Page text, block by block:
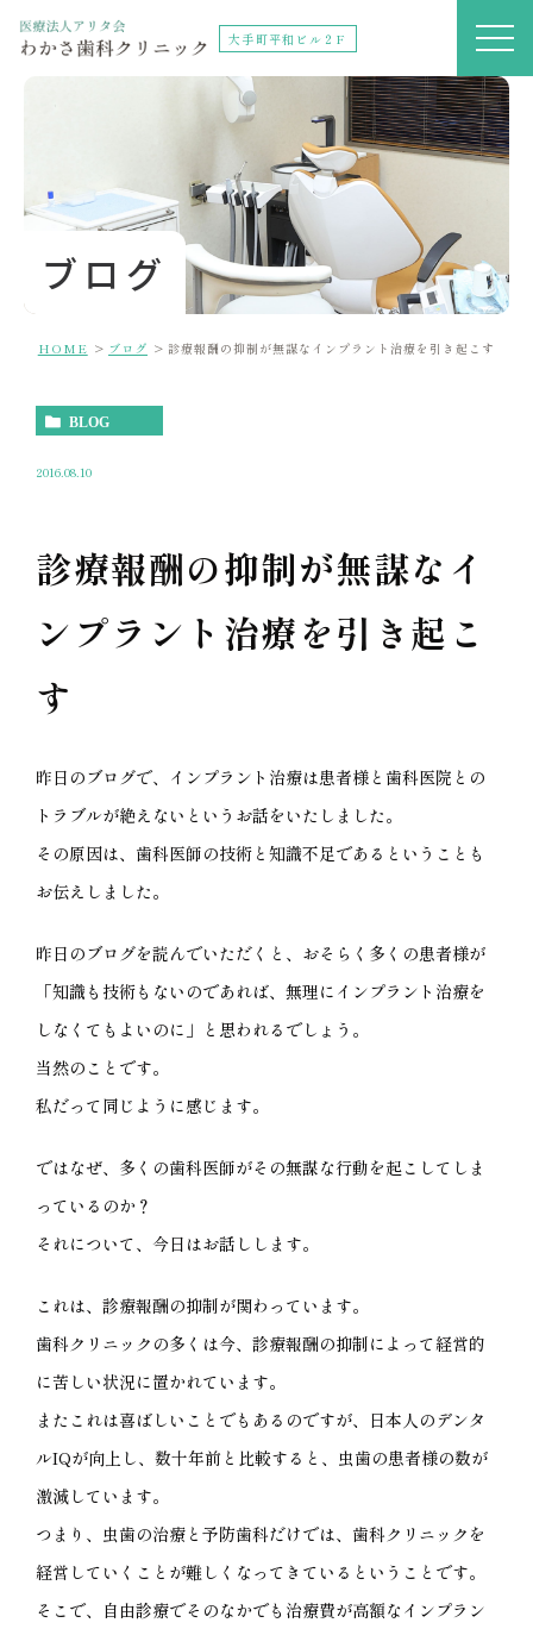
大手町平和ビル２F
ブログ
HOME ブログ 診療報酬の抑制が無謀なインプラント治療を引き起こす
BLOG
2016.08.10
診療報酬の抑制が無謀なイ
ンプラント治療を引き起こ
す
昨日のブログで、インプラント治療は患者様と歯科医院との
トラブルが絶えないというお話をいたしました。
その原因は、歯科医師の技術と知識不足であるということも
お伝えしました。
昨日のブログを読んでいただくと、おそらく多くの患者様が
「知識も技術もないのであれば、無理にインプラント治療を
しなくてもよいのに」と思われるでしょう。
当然のことです。
私だって同じように感じます。
ではなぜ、多くの歯科医師がその無謀な行動を起こしてしま
っているのか？
それについて、今日はお話しします。
これは、診療報酬の抑制が関わっています。
歯科クリニックの多くは今、診療報酬の抑制によって経営的
に苦しい状況に置かれています。
またこれは喜ばしいことでもあるのですが、日本人のデンタ
ルIQが向上し、数十年前と比較すると、虫歯の患者様の数が
激減しています。
つまり、虫歯の治療と予防歯科だけでは、歯科クリニックを
経営していくことが難しくなってきているということです。
そこで、自由診療でそのなかでも治療費が高額なインプラン